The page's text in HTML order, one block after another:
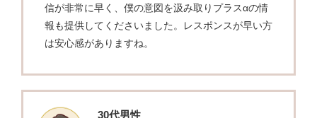
信が非常に早く、僕の意図を汲み取りプラスαの情
報も提供してくださいました。レスポンスが早い方
は安心感がありますね。
30代男性